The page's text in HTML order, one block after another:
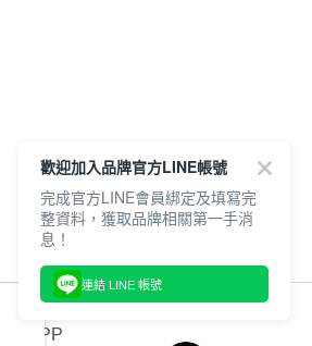
官方APP
歡迎加入品牌官方LINE帳號
完成官方LINE會員綁定及填寫完
整資料，獲取品牌相關第一手消
息！
連結 LINE 帳號